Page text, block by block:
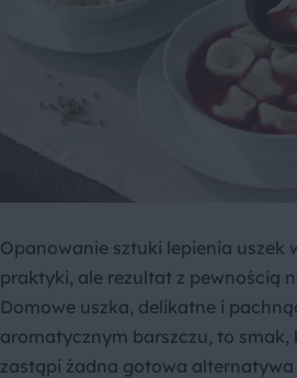
Opanowanie sztuki lepienia uszek
praktyki, ale rezultat z pewnością
Domowe uszka, delikatne i
aromatycznym barszczu, to smak,
zastąpi żadna gotowa alternatywa